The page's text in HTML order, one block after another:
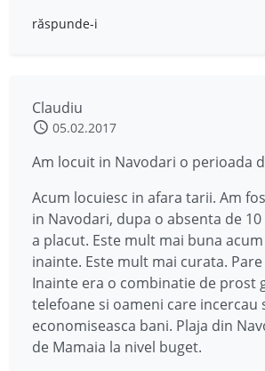
răspunde-i
Claudiu
05.02.2017
Am locuit in Navodari o perioada
Acum locuiesc in afara tarii. Am
in Navodari, dupa o absenta de
a placut. Este mult mai buna
inainte. Este mult mai curata.
Inainte era o combinatie de prost
telefoane si oameni care incercau
economiseasca bani. Plaja din
de Mamaia la nivel buget.